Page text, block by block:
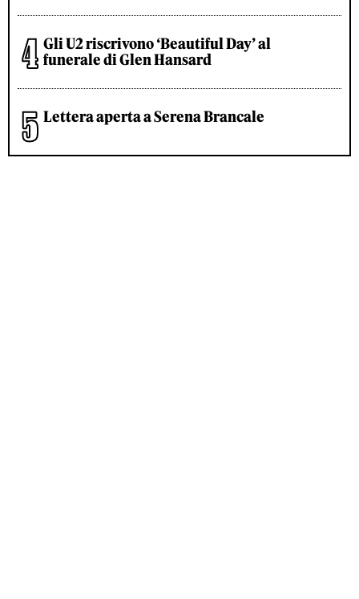
Gli U2 riscrivono ‘Beautiful Day’ al
funerale di Glen Hansard
Lettera aperta a Serena Brancale